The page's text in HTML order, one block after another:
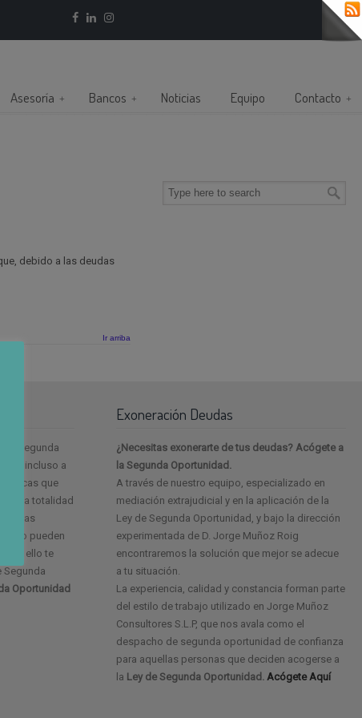
Asesoría Bancos Noticias Equipo Contacto
debido a las deudas
Ir arriba
la segunda
incluso a
que
a la totalidad
las
no pueden
por ello te
Segunda
Oportunidad
Exoneración Deudas
¿Necesitas exonerarte de tus deudas? Acógete a
la Segunda Oportunidad.
A través de nuestro equipo, especializado en
mediación extrajudicial y en la aplicación de la
Ley de Segunda Oportunidad, y bajo la dirección
experimentada de D. Jorge Muñoz Roig
encontraremos la solución que mejor se adecue
a tu situación.
La experiencia, calidad y constancia forman parte
del estilo de trabajo utilizado en Jorge Muñoz
Consultores S.L.P, que nos avala como el
despacho de segunda oportunidad de confianza
para aquellas personas que deciden acogerse a
la Ley de Segunda Oportunidad.Acógete Aquí